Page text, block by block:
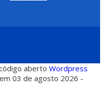
abertoWordpress
03 de agosto 2026 -